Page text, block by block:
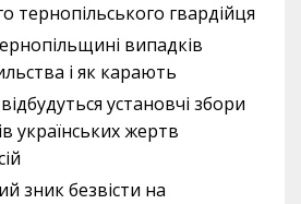
тернопільського гвардійця
випадків
і як карають
установчі збори
українських жертв
зник безвісти на